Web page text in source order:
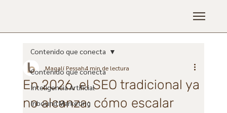
Contenido que conecta
Inteligencia Artificial
Inbound Marketing
Contenido que conecta
En 2026, el SEO tradicional ya
no alcanza: cómo escalar
Magalí Pessah4 min de lectura